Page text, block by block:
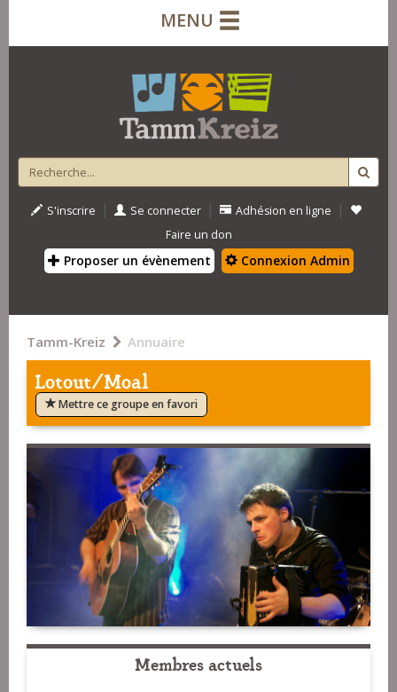
MENU
S'inscrire | Se connecter | Adhésion en ligne |
Faire un don
Proposer un évènement Connexion Admin
Tamm-Kreiz Annuaire
Lotout/Moal
Mettre ce groupe en favori
Membres actuels